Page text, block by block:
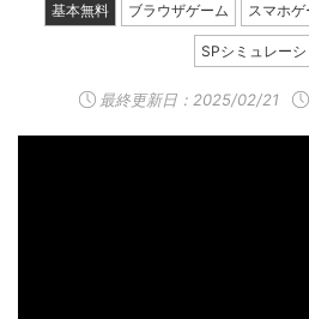
基本無料 ブラウザゲーム スマホゲ
SPシミュレーシ
最終更新日： 2025/02/21